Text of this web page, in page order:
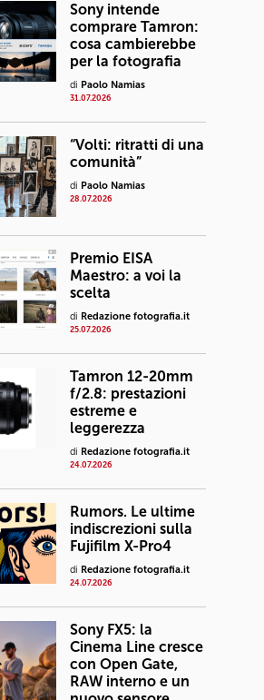
Sony intende
comprare Tamron:
cosa cambierebbe
per la fotografia
di Paolo Namias
31.07.2026
“Volti: ritratti di una
comunità”
di Paolo Namias
28.07.2026
Premio EISA
Maestro: a voi la
scelta
di Redazione fotografia.it
25.07.2026
Tamron 12-20mm
f/2.8: prestazioni
estreme e
leggerezza
di Redazione fotografia.it
24.07.2026
Rumors. Le ultime
indiscrezioni sulla
Fujifilm X-Pro4
di Redazione fotografia.it
24.07.2026
Sony FX5: la
Cinema Line cresce
con Open Gate,
RAW interno e un